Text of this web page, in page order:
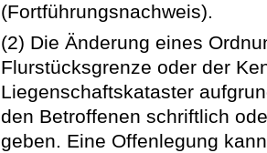
(Fortführungsnachweis).
(2) Die Änderung eines
Flurstücksgrenze oder der
Liegenschaftskataster
den Betroffenen schriftlich
geben. Eine Offenlegung